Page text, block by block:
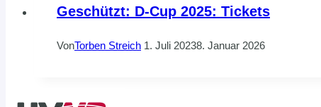
Geschützt: D-Cup 2025: Tickets
VonTorben Streich 1. Juli 20238. Januar 2026